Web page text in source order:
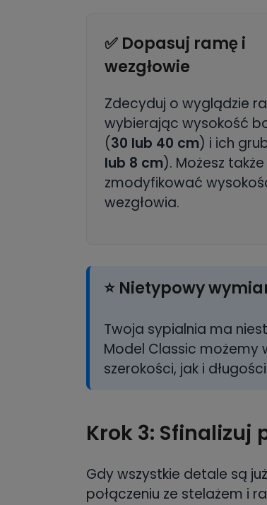
✅ Dopasuj ramę i
wezgłowie
Zdecyduj o wyglądzie
wybierając wysokość
(30 lub 40 cm) i ich
lub 8 cm). Możesz także
zmodyfikować
wezgłowia.
⭐ Nietypowy
Twoja sypialnia ma
Model Classic możemy
szerokości, jak i
Krok 3: Sfinalizuj
Gdy wszystkie detale są
połączeniu ze stelażem i